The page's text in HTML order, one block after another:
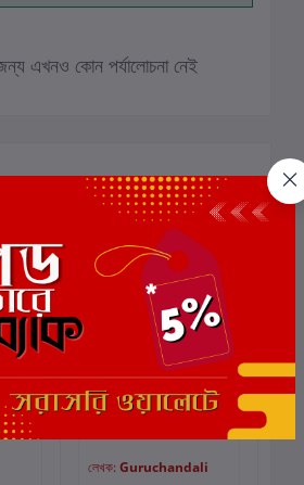
এখনও কোন পর্যালোচনা নেই
কার্টে যোগ করুন
ফেসবুক : মুখ ও মুখোশ
লেখক: Guruchandali